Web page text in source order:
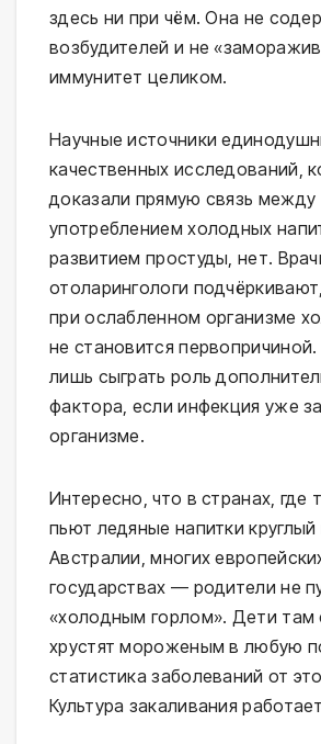
здесь ни при чём. Она не
возбудителей и не
иммунитет целиком.
Научные источники
качественных исследований,
доказали прямую связь между
употреблением холодных
развитием простуды, нет.
отоларингологи
при ослабленном организме
не становится
лишь сыграть роль
фактора, если инфекция уже
организме.
Интересно, что в странах, где
пьют ледяные напитки
Австралии, многих
государствах — родители не
«холодным горлом». Дети там
хрустят мороженым в любую
статистика заболеваний от
Культура закаливания